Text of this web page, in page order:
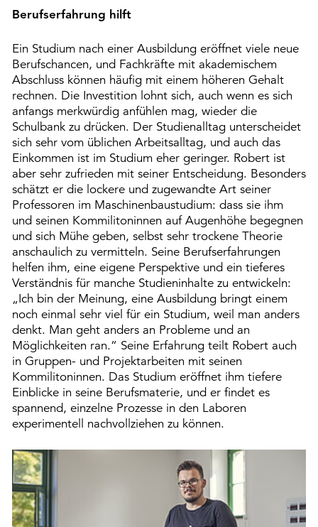
Berufserfahrung hilft
Ein Studium nach einer Ausbildung eröffnet viele neue
Berufschancen, und Fachkräfte mit akademischem
Abschluss können häufig mit einem höheren Gehalt
rechnen. Die Investition lohnt sich, auch wenn es sich
anfangs merkwürdig anfühlen mag, wieder die
Schulbank zu drücken. Der Studienalltag unterscheidet
sich sehr vom üblichen Arbeitsalltag, und auch das
Einkommen ist im Studium eher geringer. Robert ist
aber sehr zufrieden mit seiner Entscheidung. Besonders
schätzt er die lockere und zugewandte Art seiner
Professoren im Maschinenbaustudium: dass sie ihm
und seinen Kommilitoninnen auf Augenhöhe begegnen
und sich Mühe geben, selbst sehr trockene Theorie
anschaulich zu vermitteln. Seine Berufserfahrungen
helfen ihm, eine eigene Perspektive und ein tieferes
Verständnis für manche Studieninhalte zu entwickeln:
„Ich bin der Meinung, eine Ausbildung bringt einem
noch einmal sehr viel für ein Studium, weil man anders
denkt. Man geht anders an Probleme und an
Möglichkeiten ran.“ Seine Erfahrung teilt Robert auch
in Gruppen- und Projektarbeiten mit seinen
Kommilitoninnen. Das Studium eröffnet ihm tiefere
Einblicke in seine Berufsmaterie, und er findet es
spannend, einzelne Prozesse in den Laboren
experimentell nachvollziehen zu können.